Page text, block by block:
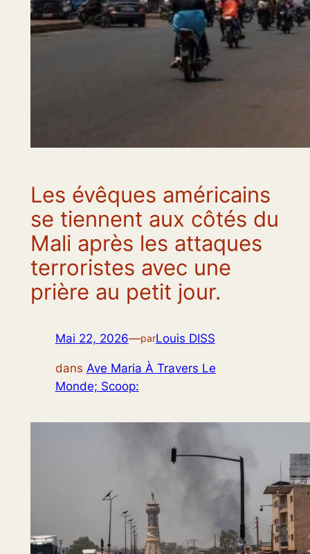
Les évêques américains
se tiennent aux côtés du
Mali après les attaques
terroristes avec une
prière au petit jour.
Mai 22, 2026—parLouis DISS
dans Ave Maria À Travers Le
Monde; Scoop: